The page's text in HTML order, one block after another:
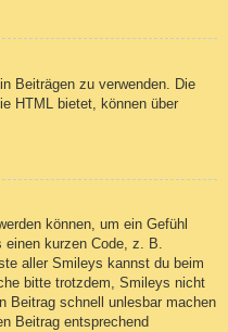
Beiträgen zu verwenden. Die
HTML bietet, können über
können, um ein Gefühl
kurzen Code, z. B.
aller Smileys kannst du beim
bitte trotzdem, Smileys nicht
Beitrag schnell unlesbar machen
Beitrag entsprechend